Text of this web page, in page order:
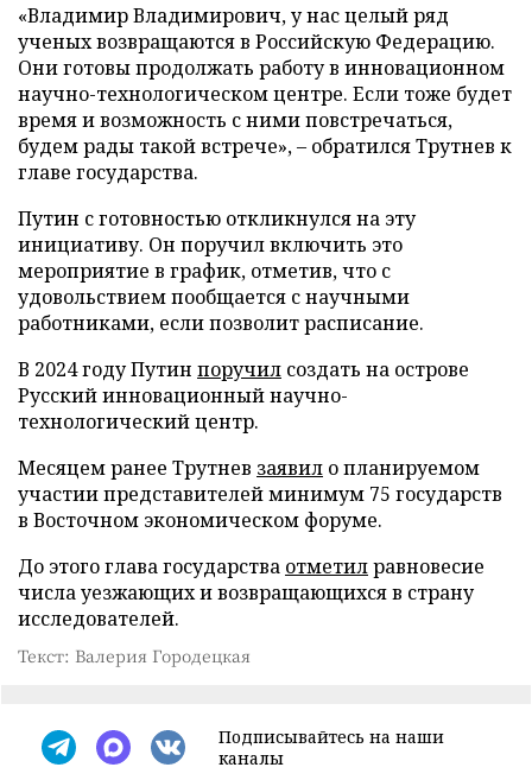
«Владимир Владимирович, у нас целый ряд
ученых возвращаются в Российскую Федерацию.
Они готовы продолжать работу в инновационном
научно-технологическом центре. Если тоже будет
время и возможность с ними повстречаться,
будем рады такой встрече», – обратился Трутнев к
главе государства.
Путин с готовностью откликнулся на эту
инициативу. Он поручил включить это
мероприятие в график, отметив, что с
удовольствием пообщается с научными
работниками, если позволит расписание.
В 2024 году Путин поручил создать на острове
Русский инновационный научно-
технологический центр.
Месяцем ранее Трутнев заявил о планируемом
участии представителей минимум 75 государств
в Восточном экономическом форуме.
До этого глава государства отметилравновесие
числа уезжающих и возвращающихся в страну
исследователей.
Текст: Валерия Городецкая
Подписывайтесь на наши
каналы